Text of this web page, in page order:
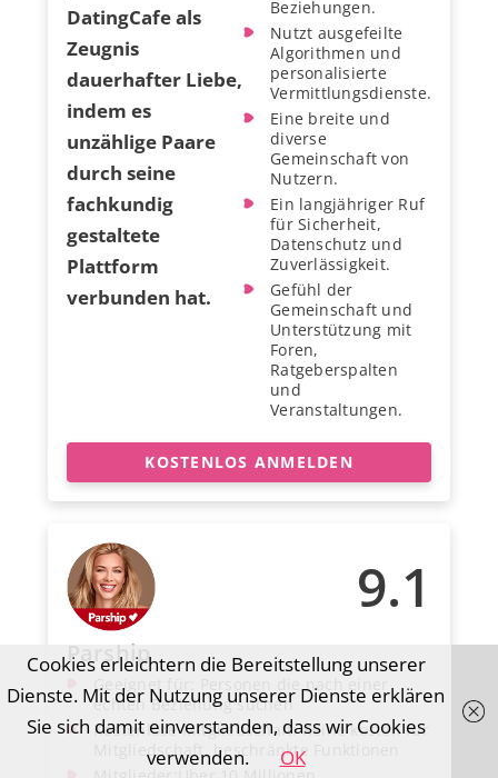
DatingCafe als
Zeugnis
dauerhafter Liebe,
indem es
unzählige Paare
durch seine
fachkundig
gestaltete
Plattform
verbunden hat.
Beziehungen.
Nutzt ausgefeilte
Algorithmen und
personalisierte
Vermittlungsdienste.
Eine breite und
diverse
Gemeinschaft von
Nutzern.
Ein langjähriger Ruf
für Sicherheit,
Datenschutz und
Zuverlässigkeit.
Gefühl der
Gemeinschaft und
Unterstützung mit
Foren,
Ratgeberspalten
und
Veranstaltungen.
KOSTENLOS ANMELDEN
9.1
Parship
Geeignet für: Personen die nach einer
echten Beziehung suchen
Kostenlose Mitgliedschaft: Keine kosten für
Mitgliedschaft, beschränkte Funktionen
Cookies erleichtern die Bereitstellung unserer
Dienste. Mit der Nutzung unserer Dienste erklären
Sie sich damit einverstanden, dass wir Cookies
verwenden.
OK